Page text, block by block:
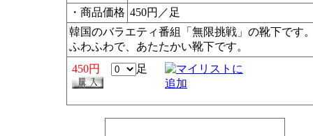
・商品価格 450円／足
韓国のバラエティ番組「無限挑戦」の靴下です
ふわふわで、あたたかい靴下です。
450円
足